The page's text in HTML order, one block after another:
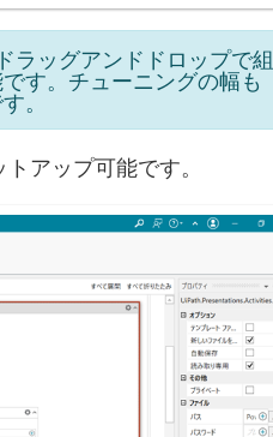
ラッグアンドドロップで組
す。チューニングの幅も
。
アップ可能です。